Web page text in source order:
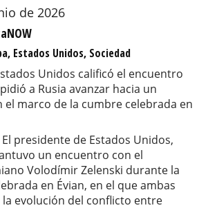
de 2026
Estados Unidos, Sociedad
Unidos calificó el encuentro
a Rusia avanzar hacia un
el marco de la cumbre celebrada en
presidente de Estados Unidos,
un encuentro con el
Volodímir Zelenski durante la
en Évian, en el que ambas
evolución del conflicto entre